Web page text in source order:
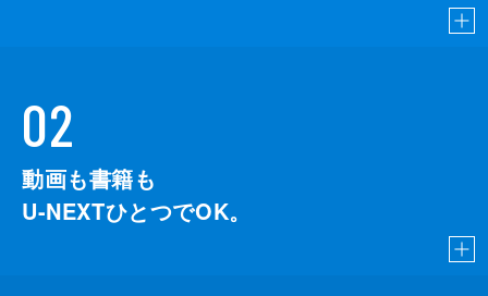
02
動画も書籍も
U-NEXTひとつでOK。